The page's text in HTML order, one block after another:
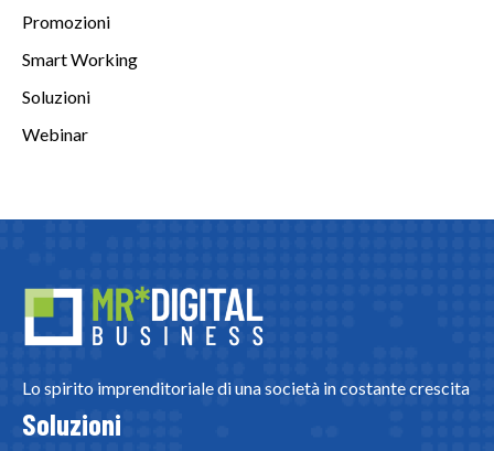
Promozioni
Smart Working
Soluzioni
Webinar
Lo spirito imprenditoriale di una società in costante crescita
Soluzioni